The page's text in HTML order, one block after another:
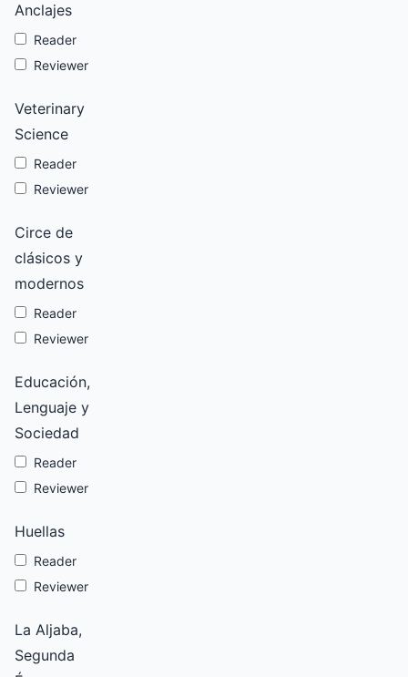
Anclajes
Reader
Reviewer
Veterinary
Science
Reader
Reviewer
Circe de
clásicos y
modernos
Reader
Reviewer
Educación,
Lenguaje y
Sociedad
Reader
Reviewer
Huellas
Reader
Reviewer
La Aljaba,
Segunda